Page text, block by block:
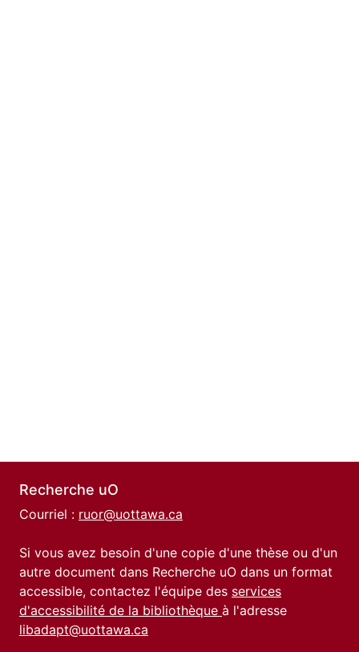
Recherche uO
Courriel : ruor@uottawa.ca
Si vous avez besoin d'une copie d'une thèse ou d'un
autre document dans Recherche uO dans un format
accessible, contactez l'équipe des services
d'accessibilité de la bibliothèque à l'adresse
libadapt@uottawa.ca